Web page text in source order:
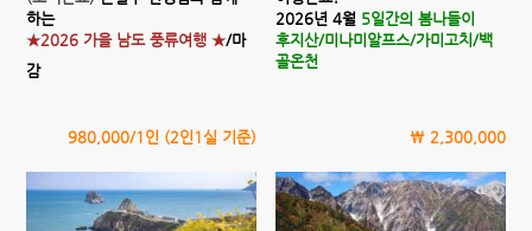
하는
★2026 가을 남도 풍류여행 ★/마
감
980,000/1인 (2인1실 기준)
2026년 4월 5일간의 봄나들이
후지산/미나미알프스/가미고치/백
골온천
\ 2,300,000